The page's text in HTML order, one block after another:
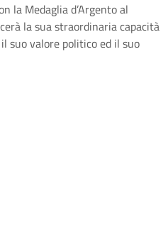
la Medaglia d’Argento al
la sua straordinaria capacità
suo valore politico ed il suo